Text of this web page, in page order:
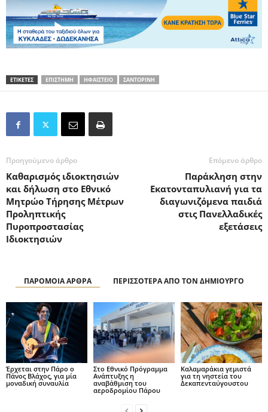
ΕΤΙΚΕΤΕΣ ΕΠΙΣΤΗΜΗ ΗΦΑΙΣΤΕΙΟ ΣΑΝΤΟΡΙΝΗ
Προηγούμενο άρθρο
Καθαρισμός ιδιοκτησιών
και δήλωση στο Εθνικό
Μητρώο Τήρησης Μέτρων
Προληπτικής
Πυροπροστασίας
Ιδιοκτησιών
Επόμενο άρθρο
Παράκληση στην
Εκατονταπυλιανή για τα
διαγωνιζόμενα παιδιά
στις Πανελλαδικές
εξετάσεις
ΠΑΡΟΜΟΙΑ ΑΡΘΡΑ ΠΕΡΙΣΣΟΤΕΡΑ ΑΠΟ ΤΟΝ ΔΗΜΙΟΥΡΓΟ
Έρχεται στην Πάρο ο
Πάνος Βλάχος, για μία
μοναδική συναυλία
Στο Εθνικό Πρόγραμμα
Ανάπτυξης η
αναβάθμιση του
αεροδρομίου Πάρου
Καλαμαράκια γεμιστά
για τη νηστεία του
Δεκαπενταύγουστου